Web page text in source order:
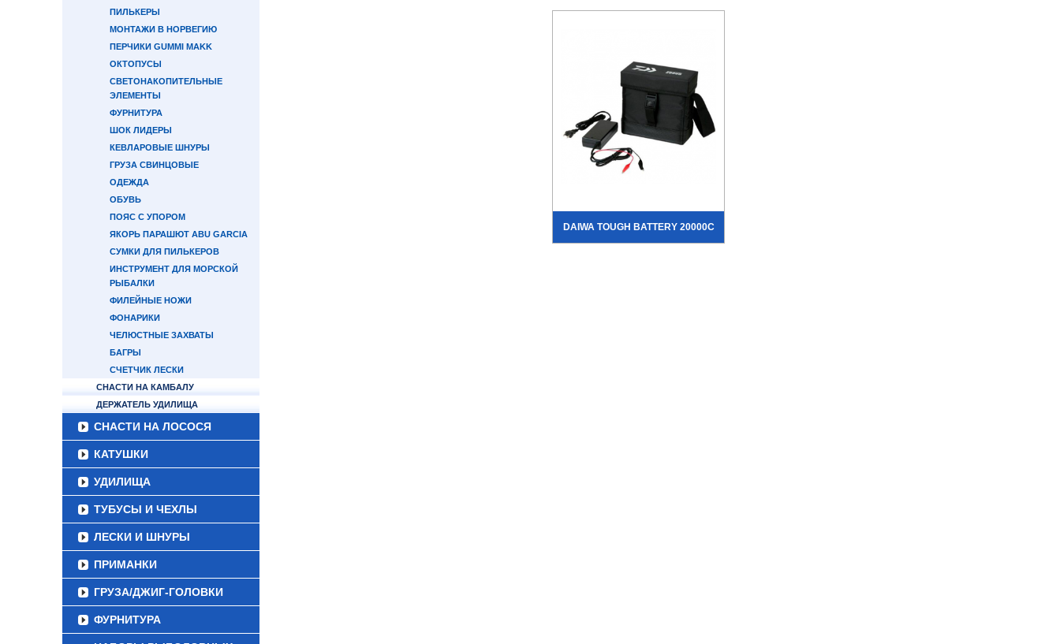
ПИЛЬКЕРЫ
МОНТАЖИ В НОРВЕГИЮ
ПЕРЧИКИ GUMMI MAKK
ОКТОПУСЫ
СВЕТОНАКОПИТЕЛЬНЫЕ
ЭЛЕМЕНТЫ
ФУРНИТУРА
ШОК ЛИДЕРЫ
КЕВЛАРОВЫЕ ШНУРЫ
ГРУЗА СВИНЦОВЫЕ
ОДЕЖДА
ОБУВЬ
ПОЯС С УПОРОМ
ЯКОРЬ ПАРАШЮТ ABU GARCIA
СУМКИ ДЛЯ ПИЛЬКЕРОВ
ИНСТРУМЕНТ ДЛЯ МОРСКОЙ
РЫБАЛКИ
ФИЛЕЙНЫЕ НОЖИ
ФОНАРИКИ
ЧЕЛЮСТНЫЕ ЗАХВАТЫ
БАГРЫ
СЧЕТЧИК ЛЕСКИ
СНАСТИ НА КАМБАЛУ
ДЕРЖАТЕЛЬ УДИЛИЩА
СНАСТИ НА ЛОСОСЯ
КАТУШКИ
УДИЛИЩА
ТУБУСЫ И ЧЕХЛЫ
ЛЕСКИ И ШНУРЫ
ПРИМАНКИ
ГРУЗА/ДЖИГ-ГОЛОВКИ
ФУРНИТУРА
DAIWA TOUGH BATTERY 20000C